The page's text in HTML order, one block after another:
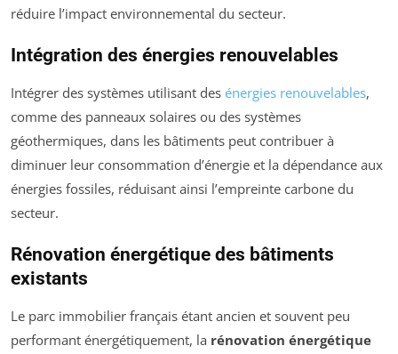
réduire l’impact environnemental du secteur.
Intégration des énergies renouvelables
Intégrer des systèmes utilisant des énergies renouvelables,
comme des panneaux solaires ou des systèmes
géothermiques, dans les bâtiments peut contribuer à
diminuer leur consommation d’énergie et la dépendance aux
énergies fossiles, réduisant ainsi l’empreinte carbone du
secteur.
Rénovation énergétique des bâtiments
existants
Le parc immobilier français étant ancien et souvent peu
performant énergétiquement, la rénovation énergétique